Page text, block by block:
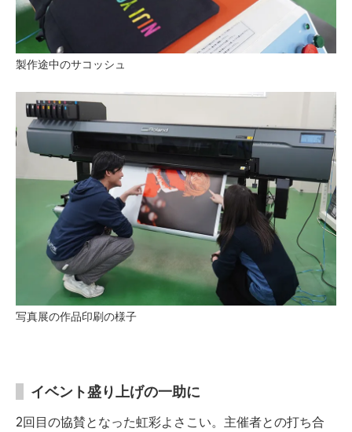
製作途中のサコッシュ
写真展の作品印刷の様子
イベント盛り上げの一助に
2回目の協賛となった虹彩よさこい。主催者との打ち合